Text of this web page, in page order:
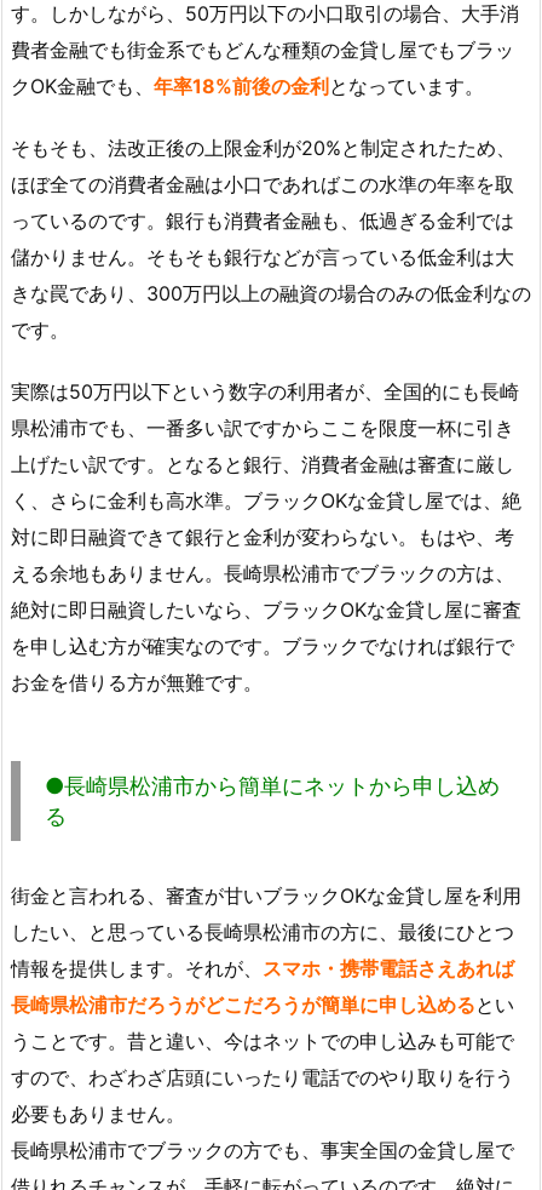
す。しかしながら、50万円以下の小口取引の場合、大手消
費者金融でも街金系でもどんな種類の金貸し屋でもブラッ
クOK金融でも、 年率18%前後の金利 となっています。
そもそも、法改正後の上限金利が20%と制定されたため、
ほぼ全ての消費者金融は小口であればこの水準の年率を取
っているのです。銀行も消費者金融も、低過ぎる金利では
儲かりません。そもそも銀行などが言っている低金利は大
きな罠であり、300万円以上の融資の場合のみの低金利なの
です。
実際は50万円以下という数字の利用者が、全国的にも長崎
県松浦市でも、一番多い訳ですからここを限度一杯に引き
上げたい訳です。となると銀行、消費者金融は審査に厳し
く、さらに金利も高水準。ブラックOKな金貸し屋では、絶
対に即日融資できて銀行と金利が変わらない。もはや、考
える余地もありません。長崎県松浦市でブラックの方は、
絶対に即日融資したいなら、ブラックOKな金貸し屋に審査
を申し込む方が確実なのです。ブラックでなければ銀行で
お金を借りる方が無難です。
●長崎県松浦市から簡単にネットから申し込め
る
街金と言われる、審査が甘いブラックOKな金貸し屋を利用
したい、と思っている長崎県松浦市の方に、最後にひとつ
情報を提供します。それが、 スマホ・携帯電話さえあれば
長崎県松浦市だろうがどこだろうが簡単に申し込めるとい
うことです。昔と違い、今はネットでの申し込みも可能で
すので、わざわざ店頭にいったり電話でのやり取りを行う
必要もありません。
長崎県松浦市でブラックの方でも、事実全国の金貸し屋で